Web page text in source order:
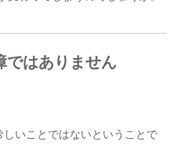
ではありません
いことではないということで